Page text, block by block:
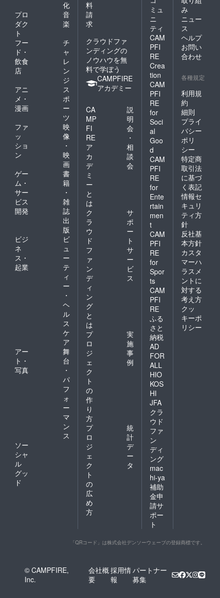
化
プロ
ダク
ト
音
楽
フー
ド・
飲食
店
チ
ャ
レ
ン
ジ
アニ
メ・
漫画
ス
ポ
ー
ツ
ファ
ッ
ショ
ン
映
像
・
映
画
ゲー
ム・
サー
ビス
開発
書
籍
・
雑
誌
出
版
ビジ
ネ
ス・
起業
ビ
ュ
ー
テ
ィ
ー
・
ヘ
ル
ス
ケ
ア
アー
ト・
写真
舞
台
・
パ
フ
ォ
ー
マ
ン
ス
ソー
シャ
ル
グッ
ド
料
請
求
クラウドファ
ンディングの
ノウハウを無
料で学ぼう
CAMPFIRE
アカデミー
CA
MP
FI
RE
ア
カ
デ
ミ
ー
と
は
説
明
会
・
相
談
会
ク
ラ
ウ
ド
フ
ァ
ン
デ
ィ
ン
グ
と
は
サ
ポ
ー
ト
サ
ー
ビ
ス
プ
ロ
ジ
ェ
ク
ト
の
作
り
方
実
施
事
例
プ
ロ
ジ
ェ
ク
ト
の
広
め
方
統
計
デ
ー
タ
ミュ
ニ
ティ
CAM
PFI
RE
Crea
tion
CAM
PFI
RE
for
Soci
al
Goo
d
CAM
PFI
RE
for
Ente
rtain
men
t
CAM
PFI
RE
for
Spor
ts
CAM
PFI
RE
ふる
さと
納税
AD
FOR
ALL
HIO
KOS
HI
JFA
クラ
ウド
ファ
ン
ディ
ング
mac
hi-ya
補助
金申
請サ
ポー
ト
み
ニュー
ス
ヘルプ
お問い
合わせ
各種規定
利用規
約
細則
プライ
バシー
ポリ
シー
特定商
取引法
に基づ
く表記
情報セ
キュリ
ティ方
針
反社基
本方針
カスタ
マーハ
ラスメ
ントに
対する
考え方
クッ
キーポ
リシー
「QRコード」は株式会社デンソーウェーブの登録商標です。
© CAMPFIRE,
Inc.
会社概
要
採用情
報
パートナー
募集